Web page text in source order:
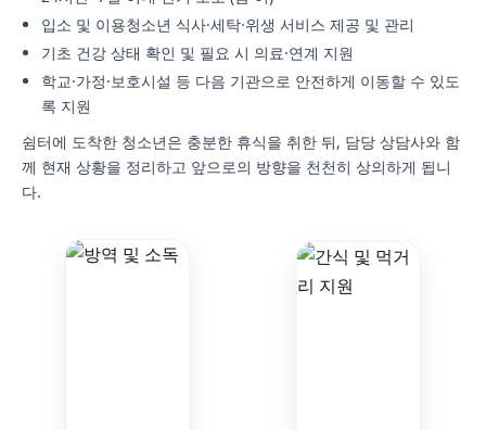
입소 및 이용청소년 식사·세탁·위생 서비스 제공 및 관리
기초 건강 상태 확인 및 필요 시 의료·연계 지원
학교·가정·보호시설 등 다음 기관으로 안전하게 이동할 수 있도
록 지원
쉼터에 도착한 청소년은 충분한 휴식을 취한 뒤, 담당 상담사와 함
께 현재 상황을 정리하고 앞으로의 방향을 천천히 상의하게 됩니
다.